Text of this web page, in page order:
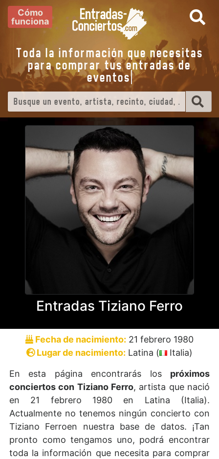
Cómo
funciona
Toda la información que necesitas
para comprar tus entradas de
eventos
Entradas Tiziano Ferro
Fecha de nacimiento: 21 febrero 1980
Lugar de nacimiento: Latina ( Italia)
En esta página encontrarás los próximos
conciertos con Tiziano Ferro, artista que nació
en 21 febrero 1980 en Latina (Italia).
Actualmente no tenemos ningún concierto con
Tiziano Ferroen nuestra base de datos. ¡Tan
pronto como tengamos uno, podrá encontrar
toda la información que necesita para comprar